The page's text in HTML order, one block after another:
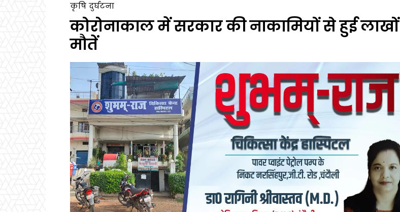
कृषि दुर्घटना
कोरोनाकाल में सरकार की नाकामियों से हुई लाखों
मौतें